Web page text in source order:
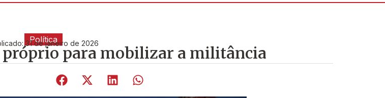
Política
31 de janeiro de 2026
próprio para mobilizar a militância